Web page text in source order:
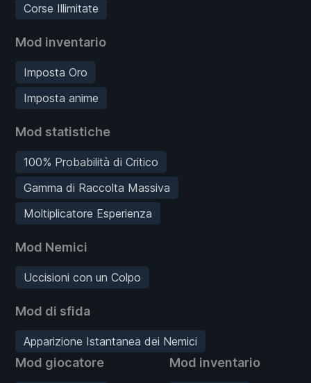
Corse Illimitate
Mod inventario
Imposta Oro
Imposta anime
Mod statistiche
100% Probabilità di Critico
Gamma di Raccolta Massiva
Moltiplicatore Esperienza
Mod Nemici
Uccisioni con un Colpo
Mod di sfida
Apparizione Istantanea dei Nemici
Mod giocatore Mod inventario